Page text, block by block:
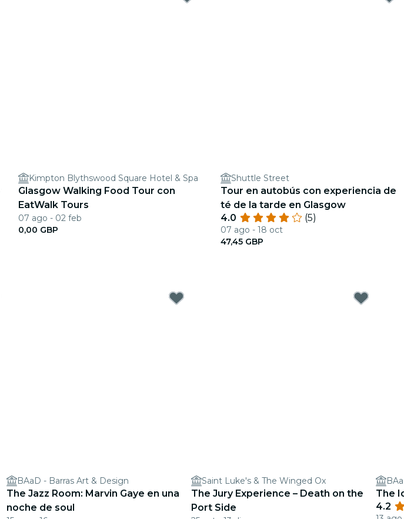
Kimpton Blythswood Square Hotel & Spa
Glasgow Walking Food Tour con
EatWalk Tours
07 ago - 02 feb
0,00 GBP
Shuttle Street
Tour en autobús con experiencia de
té de la tarde en Glasgow
4.0
(5)
07 ago - 18 oct
47,45 GBP
BAaD - Barras Art & Design
The Jazz Room: Marvin Gaye en una
noche de soul
Saint Luke's & The Winged Ox
The Jury Experience – Death on the
Port Side
The
4.2